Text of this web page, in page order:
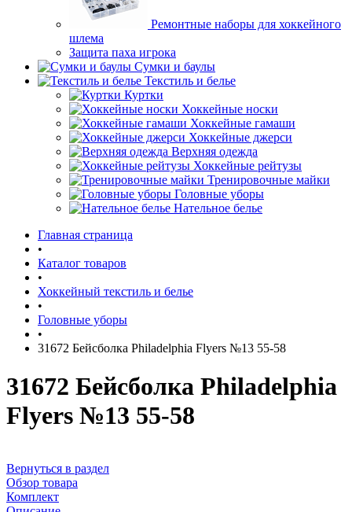
Ремонтные наборы для хоккейного
шлема
Защита паха игрока
Сумки и баулы
Текстиль и белье
Куртки
Хоккейные носки
Хоккейные гамаши
Хоккейные джерси
Верхняя одежда
Хоккейные рейтузы
Тренировочные майки
Головные уборы
Нательное белье
Главная страница
•
Каталог товаров
•
Хоккейный текстиль и белье
•
Головные уборы
•
31672 Бейсболка Philadelphia Flyers №13 55-58
31672 Бейсболка Philadelphia
Flyers №13 55-58
Вернуться в раздел
Обзор товара
Комплект